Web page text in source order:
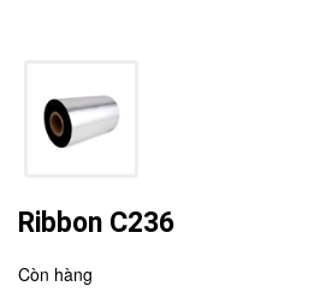
Ribbon C236
Còn hàng